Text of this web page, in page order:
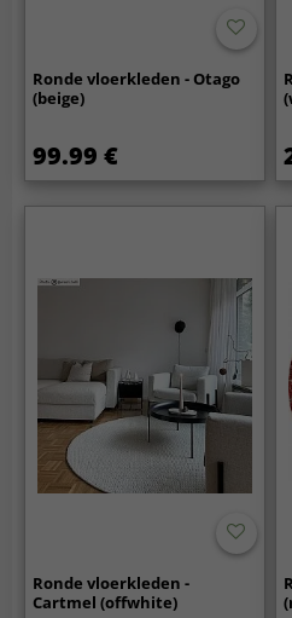
Ronde vloerkleden - Otago
(beige)
99.99 €
Ronde vloerkleden -
Cartmel (offwhite)